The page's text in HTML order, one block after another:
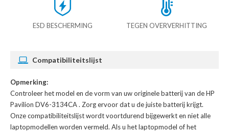
ESD BESCHERMING TEGEN OVERVERHITTING
Compatibiliteitslijst
Opmerking:
Controleer het model en de vorm van uw originele batterij van de HP
Pavilion DV6-3134CA. Zorg ervoor dat u de juiste batterij krijgt.
Onze compatibiliteitslijst wordt voortdurend bijgewerkt en niet alle
laptopmodellen worden vermeld. Als u het laptopmodel of het